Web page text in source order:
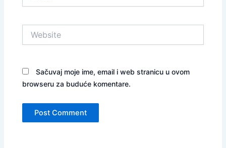
Sačuvaj moje ime, email i web stranicu u ovom
browseru za buduće komentare.